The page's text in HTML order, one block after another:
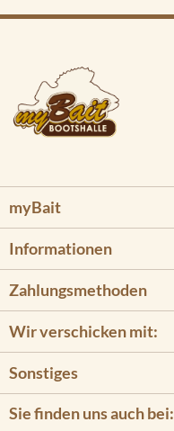
myBait
Informationen
Sie finden uns auch bei:
Zahlungsmethoden
Wir verschicken mit:
Sonstiges